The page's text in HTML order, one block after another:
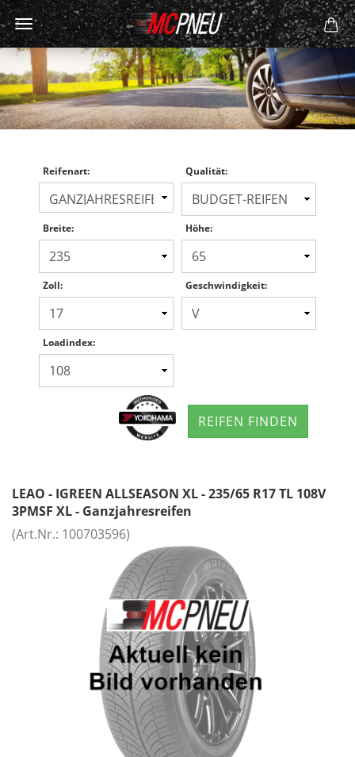
Reifenart: Qualität:
Breite: Höhe:
Zoll: Geschwindigkeit:
Loadindex:
REIFEN FINDEN
LEAO - IGREEN ALLSEASON XL - 235/65 R17 TL 108V
3PMSF XL - Ganzjahresreifen
(Art.Nr.: 100703596)